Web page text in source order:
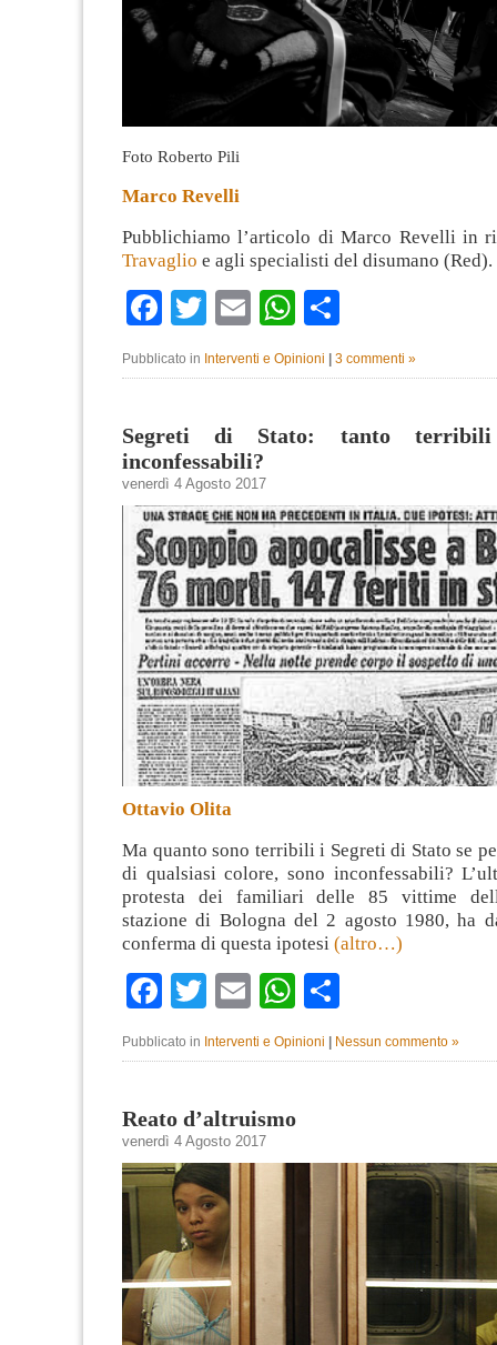
Foto Roberto Pili
Marco Revelli
Pubblichiamo l’articolo di Marco Revelli in
Travaglio e agli specialisti del disumano (Red).
Facebook
TwitterEmailWhatsApp
Pubblicato in Interventi e Opinioni | 3 commenti »
Segreti di Stato: tanto terribili
inconfessabili?
venerdì 4 Agosto 2017
Ottavio Olita
Ma quanto sono terribili i Segreti di Stato se
di qualsiasi colore, sono inconfessabili?
protesta dei familiari delle 85 vittime
stazione di Bologna del 2 agosto 1980, ha
conferma di questa ipotesi (altro…)
Facebook
Twitter
EmailWhatsApp
Pubblicato in Interventi e Opinioni | Nessun commento »
Reato d’altruismo
venerdì 4 Agosto 2017